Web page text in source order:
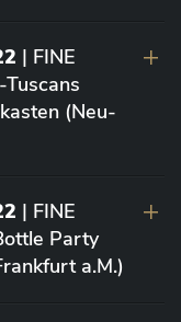
| FINE
(Neu-
| FINE
Party
a.M.)